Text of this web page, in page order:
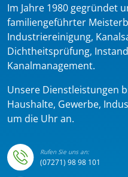
Im Jahre 1980 gegründet
familiengeführter
Industriereinigung,
Dichtheitsprüfung,
Kanalmanagement.
Unsere Dienstleistungen
Haushalte, Gewerbe,
um die Uhr an.
Rufen Sie uns an:
(07271) 98 98 101